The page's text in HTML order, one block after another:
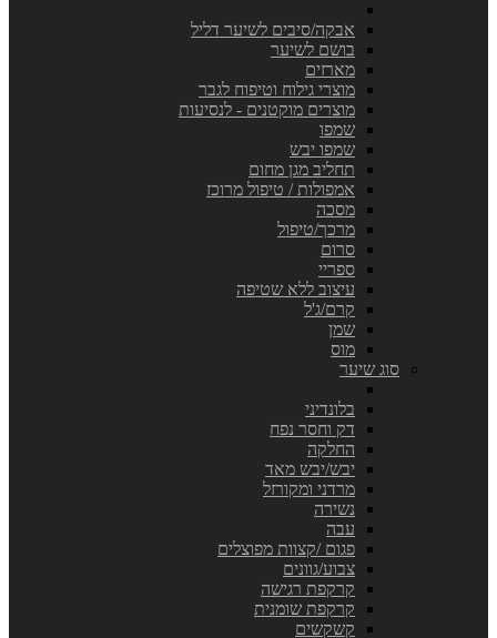
אבקה/סיבים לשיער דליל
בושם לשיער
מארזים
מוצרי גילוח וטיפוח לגבר
מוצרים מוקטנים - לנסיעות
שמפו
שמפו יבש
תחליב מגן מחום
אמפולות / טיפול מרוכז
מסכה
מרכך/טיפול
סרום
ספריי
עיצוב ללא שטיפה
קרם/ג'ל
שמן
מוס
סוג שיער
בלונדיני
דק וחסר נפח
החלקה
יבש/יבש מאד
מרדני ומקורזל
נשירה
עבה
פגום /קצוות מפוצלים
צבוע/גוונים
קרקפת רגישה
קרקפת שומנית
קשקשים